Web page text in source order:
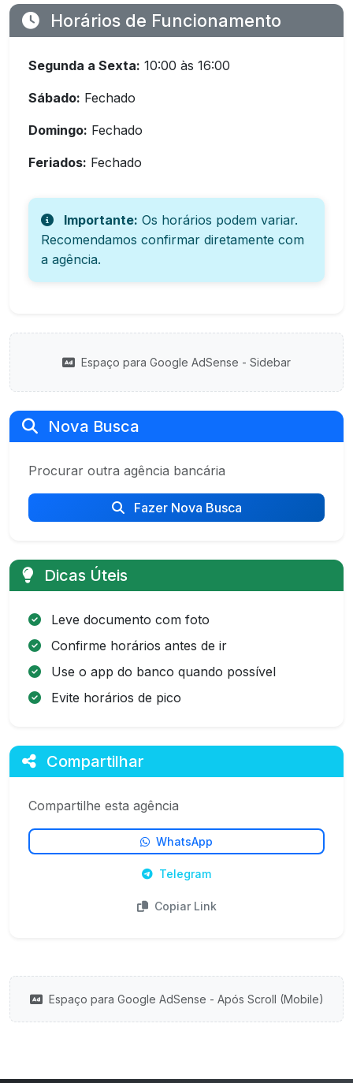
Horários de Funcionamento
Segunda a Sexta: 10:00 às 16:00
Sábado: Fechado
Domingo: Fechado
Feriados: Fechado
Importante: Os horários podem variar.
Recomendamos confirmar diretamente com
a agência.
Espaço para Google AdSense - Sidebar
Nova Busca
Procurar outra agência bancária
Fazer Nova Busca
Dicas Úteis
Leve documento com foto
Confirme horários antes de ir
Use o app do banco quando possível
Evite horários de pico
Compartilhar
Compartilhe esta agência
WhatsApp
Telegram
Copiar Link
Espaço para Google AdSense - Após Scroll (Mobile)